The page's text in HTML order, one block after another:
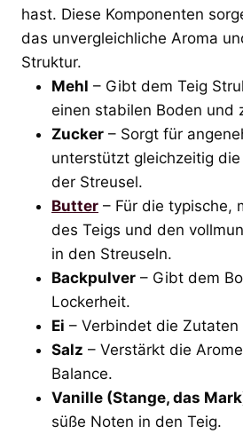
hast. Diese Komponenten
das unvergleichliche Aroma
Struktur.
Mehl – Gibt dem Teig
einen stabilen Boden und
Zucker – Sorgt für
unterstützt gleichzeitig
der Streusel.
Butter – Für die typische,
des Teigs und den
in den Streuseln.
Backpulver – Gibt dem
Lockerheit.
Ei – Verbindet die
Salz – Verstärkt die
Balance.
Vanille (Stange, das
süße Noten in den Teig.